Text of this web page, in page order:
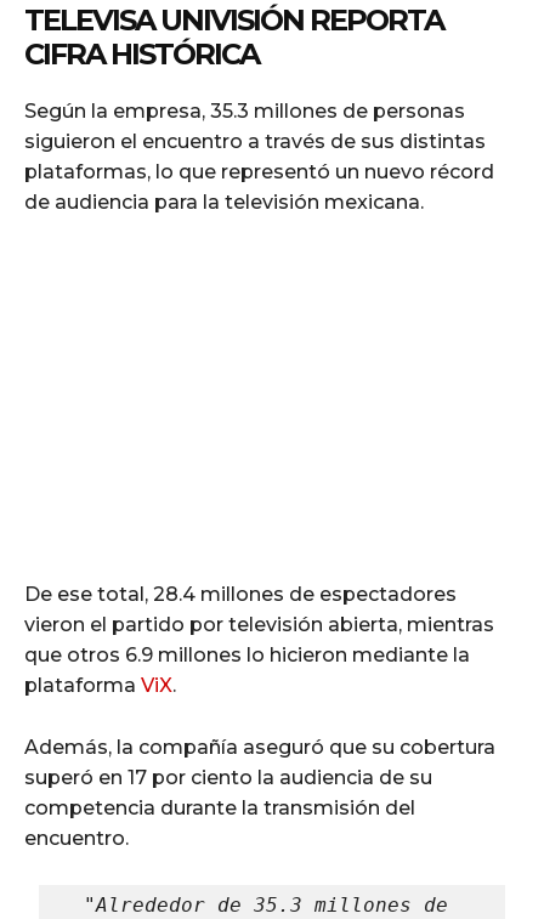
TELEVISA UNIVISIÓN REPORTA
CIFRA HISTÓRICA
Según la empresa, 35.3 millones de personas
siguieron el encuentro a través de sus distintas
plataformas, lo que representó un nuevo récord
de audiencia para la televisión mexicana.
De ese total, 28.4 millones de espectadores
vieron el partido por televisión abierta, mientras
que otros 6.9 millones lo hicieron mediante la
plataforma ViX.
Además, la compañía aseguró que su cobertura
superó en 17 por ciento la audiencia de su
competencia durante la transmisión del
encuentro.
"Alrededor de 35.3 millones de